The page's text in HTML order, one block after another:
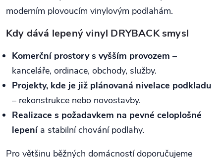
moderním plovoucím vinylovým podlahám.
Kdy dává lepený vinyl DRYBACK smysl
Komerční prostory s vyšším provozem –
kanceláře, ordinace, obchody, služby.
Projekty, kde je již plánovaná nivelace podkladu
– rekonstrukce nebo novostavby.
Realizace s požadavkem na pevné celoplošné
lepenía stabilní chování podlahy.
Pro většinu běžných domácností doporučujeme